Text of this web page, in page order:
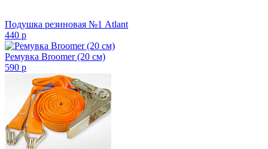
Подушка резиновая №1 Atlant
440 p
Ремувка Broomer (20 см)
590 p